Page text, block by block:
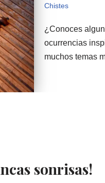
Chistes
¿Conoces
ocurrencias
muchos temas
sonrisas!